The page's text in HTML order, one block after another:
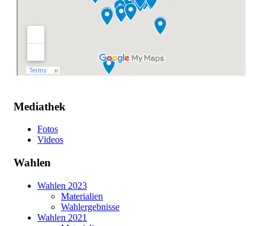
Mediathek
Fotos
Videos
Wahlen
Wahlen 2023
Materialien
Wahlergebnisse
Wahlen 2021